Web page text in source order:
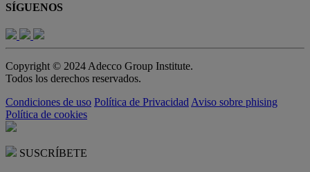
SÍGUENOS
Copyright © 2024 Adecco Group Institute.
Todos los derechos reservados.
Condiciones de uso Política de Privacidad Aviso sobre phising
Política de cookies
SUSCRÍBETE